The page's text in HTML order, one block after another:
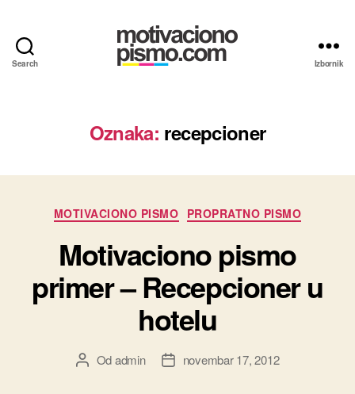
Search
Propratna
pisma
Izbornik
Oznaka: recepcioner
Kategorije
MOTIVACIONO PISMO PROPRATNO PISMO
Motivaciono pismo
primer – Recepcioner u
hotelu
Autor
Odadmin
Datumnovembar 17, 2012